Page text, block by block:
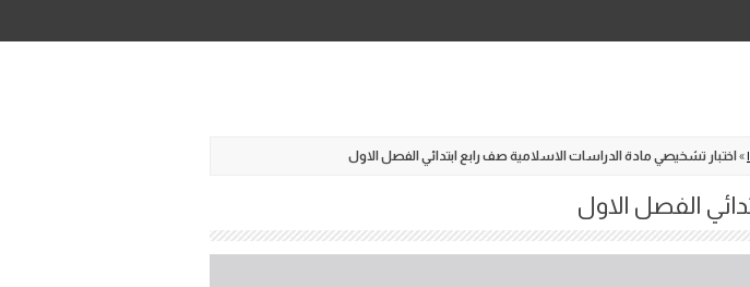
» اختبار تشخيصي مادة الدراسات الاسلامية صف رابع ابتدائي الفصل الاول
الفصل الاول